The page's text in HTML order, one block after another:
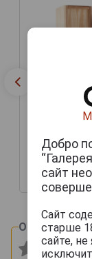
Armagnac
1999 years
Мейсон
12 873
Оцените и
Добро
сайт
Сайт
старше
сайте,